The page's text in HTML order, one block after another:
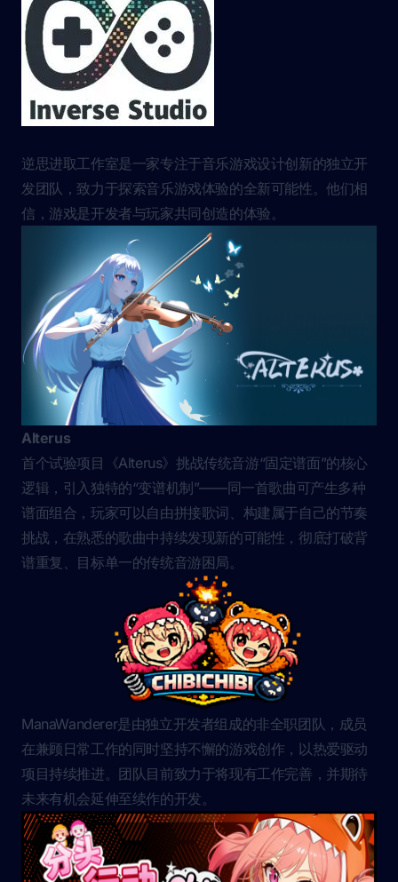
逆思进取工作室是一家专注于音乐游戏设计创新的独立开
发团队，致力于探索音乐游戏体验的全新可能性。他们相
信，游戏是开发者与玩家共同创造的体验。
Alterus
首个试验项目《Alterus》挑战传统音游“固定谱面”的核心
逻辑，引入独特的“变谱机制”——同一首歌曲可产生多种
谱面组合，玩家可以自由拼接歌词、构建属于自己的节奏
挑战，在熟悉的歌曲中持续发现新的可能性，彻底打破背
谱重复、目标单一的传统音游困局。
ManaWanderer是由独立开发者组成的非全职团队，成员
在兼顾日常工作的同时坚持不懈的游戏创作，以热爱驱动
项目持续推进。团队目前致力于将现有工作完善，并期待
未来有机会延伸至续作的开发。